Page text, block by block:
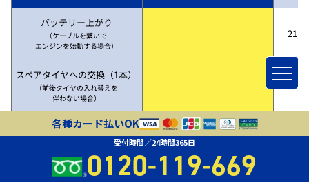
バッテリー上がり
（ケーブルを繋いで
エンジンを始動する場合）
自動車保険適用なら
スペアタイヤへの交換（1本）
（前後タイヤの入れ替えを
伴わない場合）
20kmけん引
（事故、故障等により
吊り上げ、20kmけん引した場合）
各種カード払いOK
受付時間／24時間365日
0120-119-669